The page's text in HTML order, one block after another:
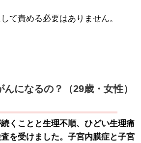
て責める必要はありません。
になるの？（29歳・女性）
くことと生理不順、ひどい生理痛
を受けました。子宮内膜症と子宮